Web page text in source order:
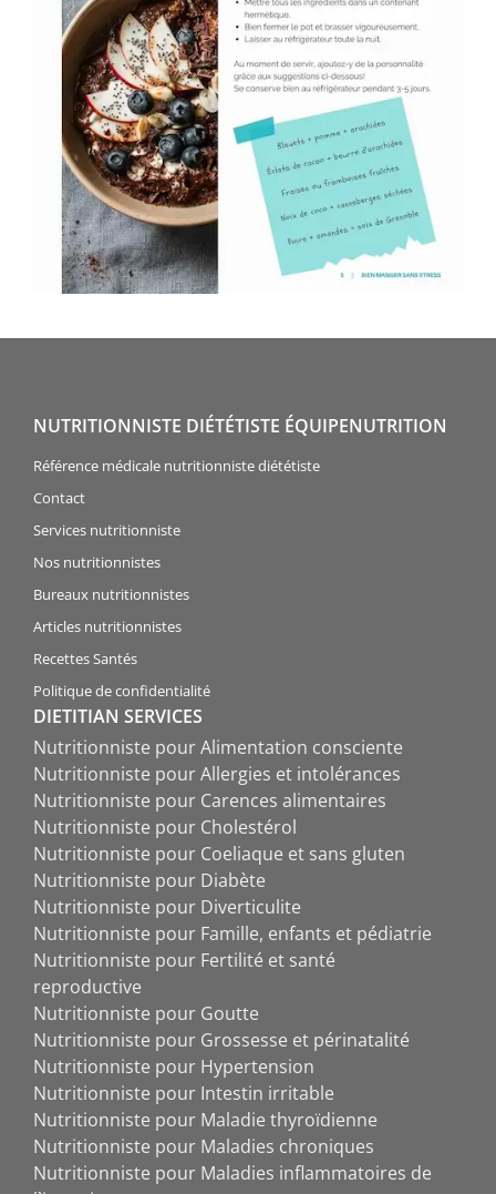
NUTRITIONNISTE DIÉTÉTISTE ÉQUIPENUTRITION
Référence médicale nutritionniste diététiste
Contact
Services nutritionniste
Nos nutritionnistes
Bureaux nutritionnistes
Articles nutritionnistes
Recettes Santés
Politique de confidentialité
DIETITIAN SERVICES
Nutritionniste pour Alimentation consciente
Nutritionniste pour Allergies et intolérances
Nutritionniste pour Carences alimentaires
Nutritionniste pour Cholestérol
Nutritionniste pour Coeliaque et sans gluten
Nutritionniste pour Diabète
Nutritionniste pour Diverticulite
Nutritionniste pour Famille, enfants et pédiatrie
Nutritionniste pour Fertilité et santé
reproductive
Nutritionniste pour Goutte
Nutritionniste pour Grossesse et périnatalité
Nutritionniste pour Hypertension
Nutritionniste pour Intestin irritable
Nutritionniste pour Maladie thyroïdienne
Nutritionniste pour Maladies chroniques
Nutritionniste pour Maladies inflammatoires de